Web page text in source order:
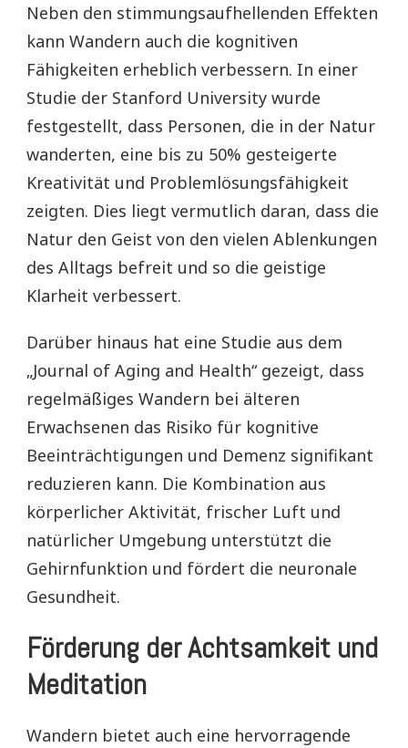
Neben den stimmungsaufhellenden Effekten
kann Wandern auch die kognitiven
Fähigkeiten erheblich verbessern. In einer
Studie der Stanford University wurde
festgestellt, dass Personen, die in der Natur
wanderten, eine bis zu 50% gesteigerte
Kreativität und Problemlösungsfähigkeit
zeigten. Dies liegt vermutlich daran, dass die
Natur den Geist von den vielen Ablenkungen
des Alltags befreit und so die geistige
Klarheit verbessert.
Darüber hinaus hat eine Studie aus dem
„Journal of Aging and Health“ gezeigt, dass
regelmäßiges Wandern bei älteren
Erwachsenen das Risiko für kognitive
Beeinträchtigungen und Demenz signifikant
reduzieren kann. Die Kombination aus
körperlicher Aktivität, frischer Luft und
natürlicher Umgebung unterstützt die
Gehirnfunktion und fördert die neuronale
Gesundheit.
Förderung der Achtsamkeit und
Meditation
Wandern bietet auch eine hervorragende